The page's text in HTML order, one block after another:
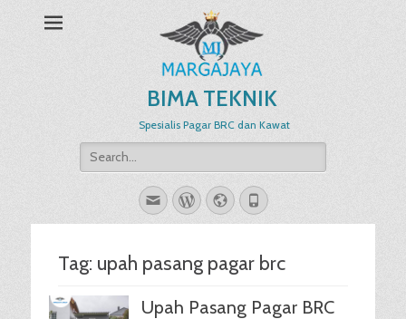
BIMA TEKNIK
Spesialis Pagar BRC dan Kawat
Search
for:
EmailWordPress
WebsitePhone
Tag: upah pasang pagar brc
Upah Pasang Pagar BRC